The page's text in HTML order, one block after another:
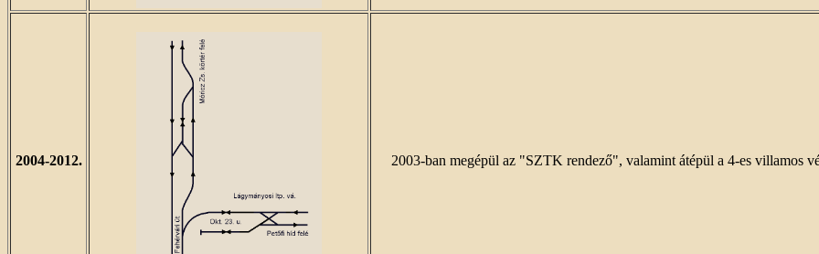
2004-2012. 2003-ban megépül az "SZTK rendező", valamint átépül a 4-es villamos